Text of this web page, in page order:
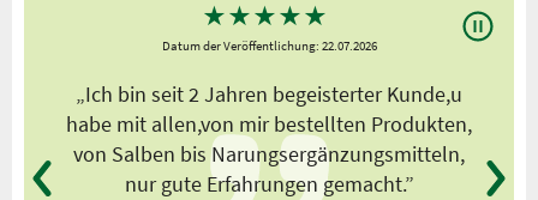
★★★★★
Datum der Veröffentlichung: 22.07.2026
„Ich bin seit 2 Jahren begeisterter Kunde,u
habe mit allen,von mir bestellten Produkten,
von Salben bis Narungsergänzungsmitteln,
nur gute Erfahrungen gemacht.”